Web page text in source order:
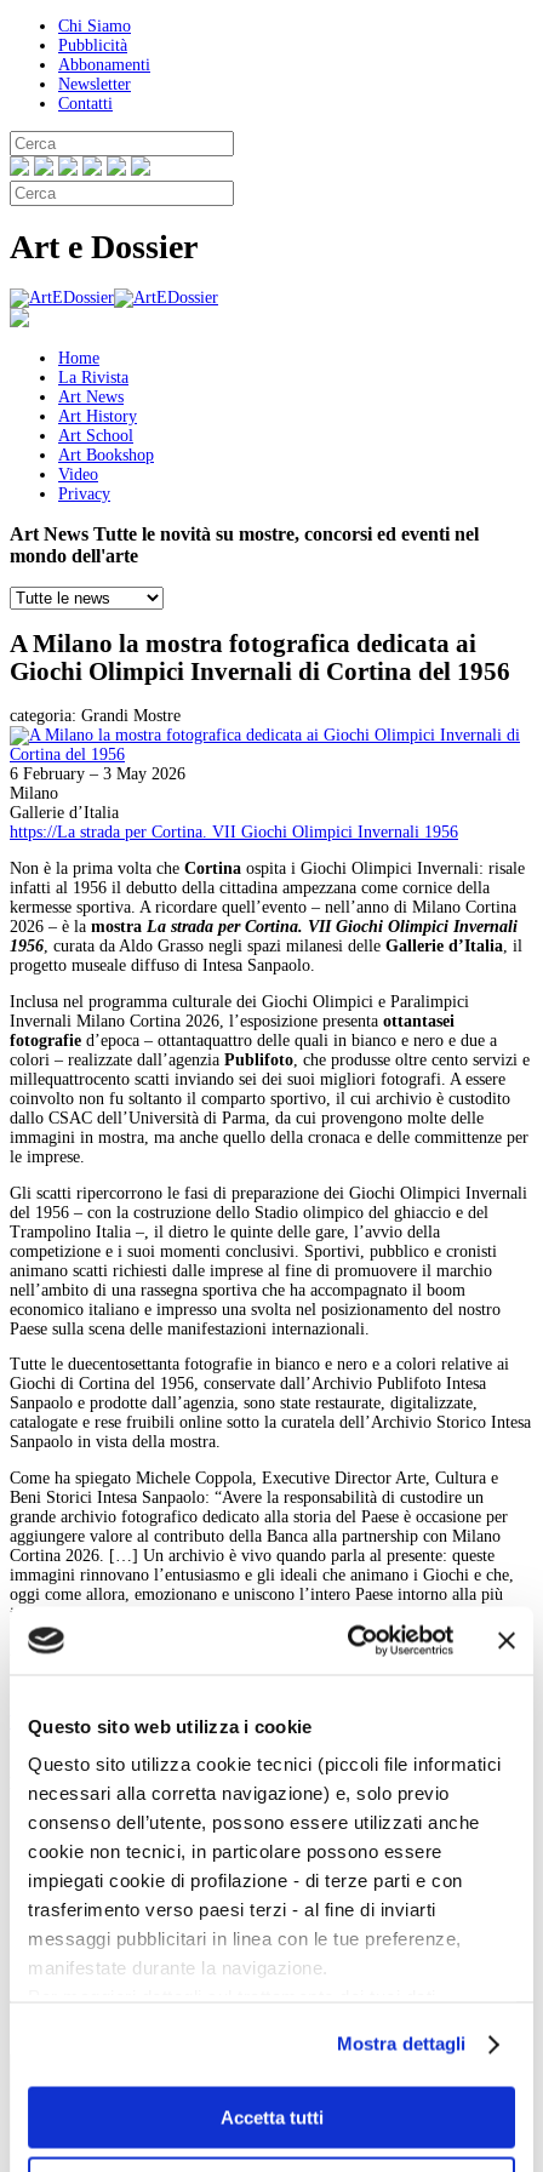
Questo sito web utilizza i cookie
Questo sito utilizza cookie tecnici (piccoli file informatici
necessari alla corretta navigazione) e, solo previo
consenso dell’utente, possono essere utilizzati anche
cookie non tecnici, in particolare possono essere
impiegati cookie di profilazione - di terze parti e con
trasferimento verso paesi terzi - al fine di inviarti
messaggi pubblicitari in linea con le tue preferenze,
manifestate durante la navigazione.
scelte privacy sui cookie, ti invitiamo a prendere visione
dell’informativa cookie.
Chiudendo il banner tramite la “X” prosegui la
navigazione senza alcuna profilazione e con installazione
Mostra dettagli
Accetta tutti
Chi Siamo
Pubblicità
Abbonamenti
Newsletter
Contatti
Art e Dossier
Home
La Rivista
Art News
Art History
Art School
Art Bookshop
Video
Privacy
Art News Tutte le novità su mostre, concorsi ed eventi nel
mondo dell'arte
A Milano la mostra fotografica dedicata ai
Giochi Olimpici Invernali di Cortina del 1956
categoria: Grandi Mostre
6 February – 3 May 2026
Milano
Gallerie d’Italia
https://La strada per Cortina. VII Giochi Olimpici Invernali 1956
Non è la prima volta che Cortina ospita i Giochi Olimpici Invernali: risale
infatti al 1956 il debutto della cittadina ampezzana come cornice della
kermesse sportiva. A ricordare quell’evento – nell’anno di Milano Cortina
2026 – è la mostra La strada per Cortina. VII Giochi Olimpici Invernali
1956, curata da Aldo Grasso negli spazi milanesi delle Gallerie d’Italia, il
progetto museale diffuso di Intesa Sanpaolo.
Inclusa nel programma culturale dei Giochi Olimpici e Paralimpici
Invernali Milano Cortina 2026, l’esposizione presenta ottantasei
fotografie d’epoca – ottantaquattro delle quali in bianco e nero e due a
colori ‒ realizzate dall’agenzia Publifoto , che produsse oltre cento servizi e
millequattrocento scatti inviando sei dei suoi migliori fotografi. A essere
coinvolto non fu soltanto il comparto sportivo, il cui archivio è custodito
dallo CSAC dell’Università di Parma, da cui provengono molte delle
immagini in mostra, ma anche quello della cronaca e delle committenze per
le imprese.
Gli scatti ripercorrono le fasi di preparazione dei Giochi Olimpici Invernali
del 1956 – con la costruzione dello Stadio olimpico del ghiaccio e del
Trampolino Italia ‒, il dietro le quinte delle gare, l’avvio della
competizione e i suoi momenti conclusivi. Sportivi, pubblico e cronisti
animano scatti richiesti dalle imprese al fine di promuovere il marchio
nell’ambito di una rassegna sportiva che ha accompagnato il boom
economico italiano e impresso una svolta nel posizionamento del nostro
Paese sulla scena delle manifestazioni internazionali.
Tutte le duecentosettanta fotografie in bianco e nero e a colori relative ai
Giochi di Cortina del 1956, conservate dall’Archivio Publifoto Intesa
Sanpaolo e prodotte dall’agenzia, sono state restaurate, digitalizzate,
catalogate e rese fruibili online sotto la curatela dell’Archivio Storico Intesa
Sanpaolo in vista della mostra.
Come ha spiegato Michele Coppola, Executive Director Arte, Cultura e
Beni Storici Intesa Sanpaolo: “Avere la responsabilità di custodire un
grande archivio fotografico dedicato alla storia del Paese è occasione per
aggiungere valore al contributo della Banca alla partnership con Milano
Cortina 2026. […] Un archivio è vivo quando parla al presente: queste
immagini rinnovano l’entusiasmo e gli ideali che animano i Giochi e che,
oggi come allora, emozionano e uniscono l’intero Paese intorno alla più
importante manifestazione sportiva al mondo”.
Arianna Testino
back
Magazine menu
Tutte le news
Eventi
Grandi Mostre
Kids
In galleria
Cataloghi e libri
Aste e mercato
Concorsi e Lavoro
Calendario
Scegli la data e imposta i filtri per ottimizzare la tua ricerca